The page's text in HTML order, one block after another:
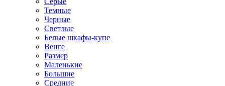
Темные
Черные
Светлые
Белые шкафы-купе
Венге
Размер
Маленькие
Большие
Средние